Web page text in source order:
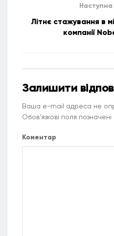
Літнє стажування в
компанії
Залишити
Ваша e-mail адреса не
Обов’язкові поля позначені
Коментар